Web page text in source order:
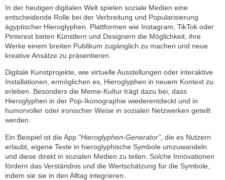
In der heutigen digitalen Welt spielen soziale Medien eine
entscheidende Rolle bei der Verbreitung und Popularisierung
ägyptischer Hieroglyphen. Plattformen wie Instagram, TikTok oder
Pinterest bieten Künstlern und Designern die Möglichkeit, ihre
Werke einem breiten Publikum zugänglich zu machen und neue
kreative Ansätze zu präsentieren.
Digitale Kunstprojekte, wie virtuelle Ausstellungen oder interaktive
Installationen, ermöglichen es, Hieroglyphen in neuem Kontext zu
erleben. Besonders die Meme-Kultur trägt dazu bei, dass
Hieroglyphen in der Pop-Ikonographie wiederentdeckt und in
humorvoller oder ironischer Weise in sozialen Netzwerken geteilt
werden.
Ein Beispiel ist die App “Hieroglyphen-Generator” , die es Nutzern
erlaubt, eigene Texte in hieroglyphische Symbole umzuwandeln
und diese direkt in sozialen Medien zu teilen. Solche Innovationen
fördern das Verständnis und die Wertschätzung für die Symbole,
indem sie sie in den Alltag integrieren.